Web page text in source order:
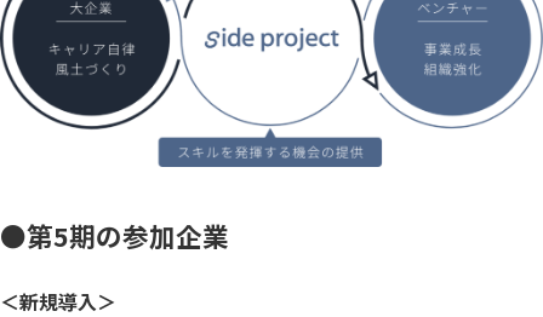
●第5期の参加企業
＜新規導入＞